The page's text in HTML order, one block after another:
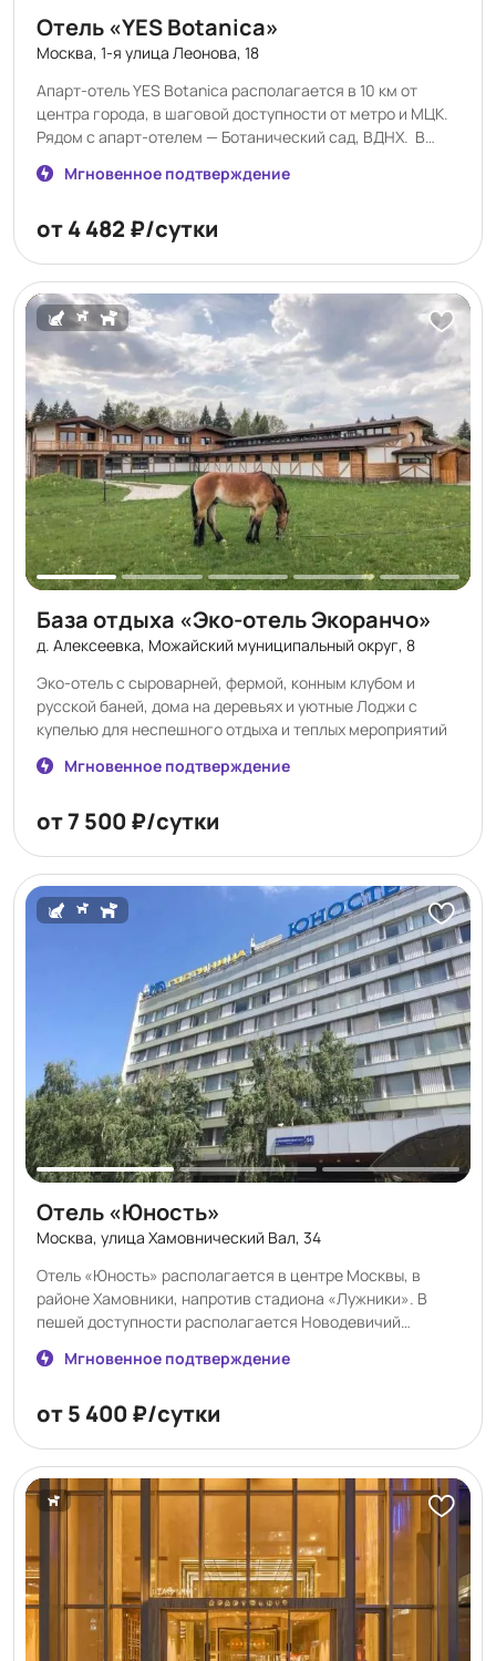
Отель «YES Botanica»
Москва, 1-я улица Леонова, 18
Апарт-отель YES Botanica располагается в 10 км от
центра города, в шаговой доступности от метро и МЦК.
Рядом с апарт-отелем — Ботанический сад, ВДНХ. В
комплексе несколько различных категорий от
небольших студий до просторных люксов. Сеть апарт-
котором комфорт и свобода ценятся превыше всего.
получаете стильные апартаменты с современной
техникой̆ и мебелью с огромным спектром
дополнительных услуг.
Мгновенное подтверждение
от 4 482 ₽/сутки
База отдыха «Эко-отель Экоранчо»
д. Алексеевка, Можайский муниципальный округ, 8
Эко-отель с сыроварней, фермой, конным клубом и
русской баней, дома на деревьях и уютные Лоджи с
купелью для неспешного отдыха и теплых мероприятий
Мгновенное подтверждение
от 7 500 ₽/сутки
Отель «Юность»
Москва, улица Хамовнический Вал, 34
Отель «Юность» располагается в центре Москвы, в
районе Хамовники, напротив стадиона «Лужники». В
пешей доступности располагается Новодевичий
монастырь. В 100 метрах от отеля находится станция
метро «Спортивная» и станция МЦК «Лужники», откуда
Площади трёх вокзалов. Аэропорт «Внуково»
км.
Мгновенное подтверждение
от 5 400 ₽/сутки